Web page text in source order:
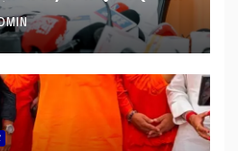
विस्तार